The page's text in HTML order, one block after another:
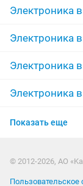
беспроводные
обмен ddr2
gtx пылесос
Электроника
Электроника
Электроника
Электроника
Электроника в
Электроника в
Показать еще
© 2012-2026, АО